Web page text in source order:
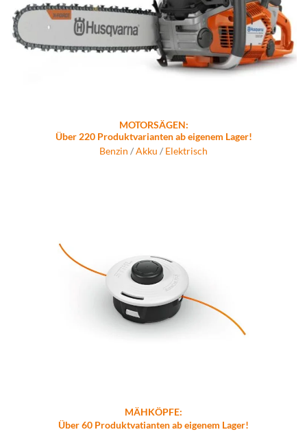
MOTORSÄGEN:
Über 220 Produktvarianten ab eigenem Lager!
Benzin /Akku / Elektrisch
MÄHKÖPFE:
Über 60 Produktvatianten ab eigenem Lager!